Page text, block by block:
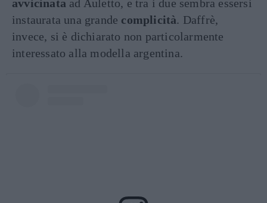
avvicinata ad Auletto, e tra i due sembra essersi
instaurata una grande complicità. Daffrè,
invece, si è dichiarato non particolarmente
interessato alla modella argentina.